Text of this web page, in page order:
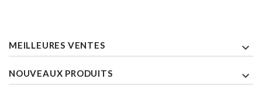
MEILLEURES VENTES 
NOUVEAUX PRODUITS 